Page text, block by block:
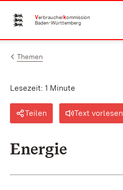
Zum Inhalt springen
Verbraucherkommission
Baden-Württemberg
Themen
Lesezeit: 1 Minute
Teilen Text vorlesen
Energie